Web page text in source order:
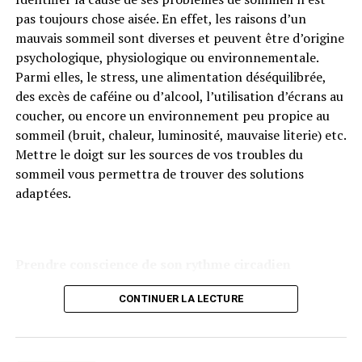
infectieuses, antivirales et tonifiantes. L’huile essentielle
de ravintsara est ainsi le plus souvent indiquée pour
aider à soulager les affections respiratoires telles que la
grippe, la bronchite ou les rhinopharyngites. Considéré
comme un antibiotique naturel, le ravintsara possède
des propriétés fluidifiantes et expectorantes,
particulièrement conseillée dans les toux sèches. Il est
également préconisé pour stimuler les défenses
immunitaires et renforcer l’organisme contre les maux
de l’hiver.
ravintsara peut aider à soulager certaines douleurs
intestinales et favorise la décontraction musculaire.
l’équilibre nerveux que cette plante est souvent
pas toujours chose aisée. En effet, les raisons d’un
mauvais sommeil sont diverses et peuvent être d’origine
psychologique, physiologique ou environnementale.
Parmi elles, le stress, une alimentation déséquilibrée,
des excès de caféine ou d’alcool, l’utilisation d’écrans au
coucher, ou encore un environnement peu propice au
sommeil (bruit, chaleur, luminosité, mauvaise literie) etc.
Mettre le doigt sur les sources de vos troubles du
sommeil vous permettra de trouver des solutions
adaptées.
Nous possédons tous une horloge interne de sommeil,
CONTINUER LA LECTURE